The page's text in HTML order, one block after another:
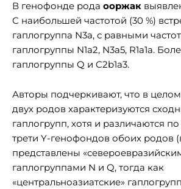
В генофонде рода ооржак
С наибольшей частотой (30 %)
гаплогруппа N3a, с равными
гаплогруппы N1a2, N3a5, R1a1a.
гаплогруппы Q и C2b1a3.
Авторы подчеркивают, что в
двух родов характеризуются
гаплогрупп, хотя и различаются
трети Y-генофондов обоих родов
представлены
гаплогруппами N и Q, тогда как
«центральноазиатские»